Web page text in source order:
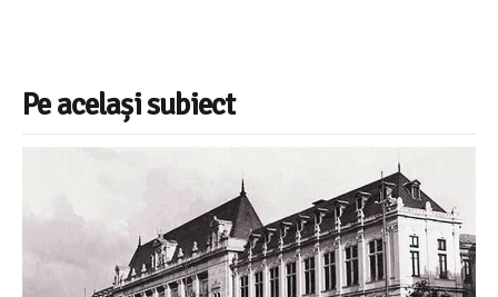
Pe același subiect